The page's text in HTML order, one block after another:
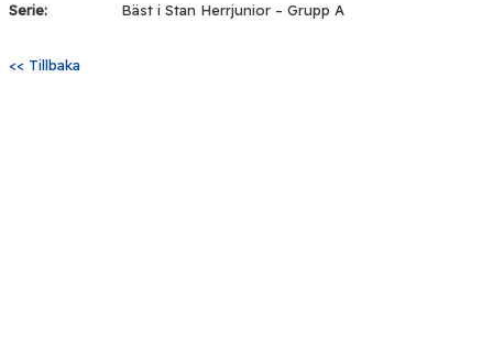
Serie:
Bäst i Stan Herrjunior – Grupp A
<< Tillbaka